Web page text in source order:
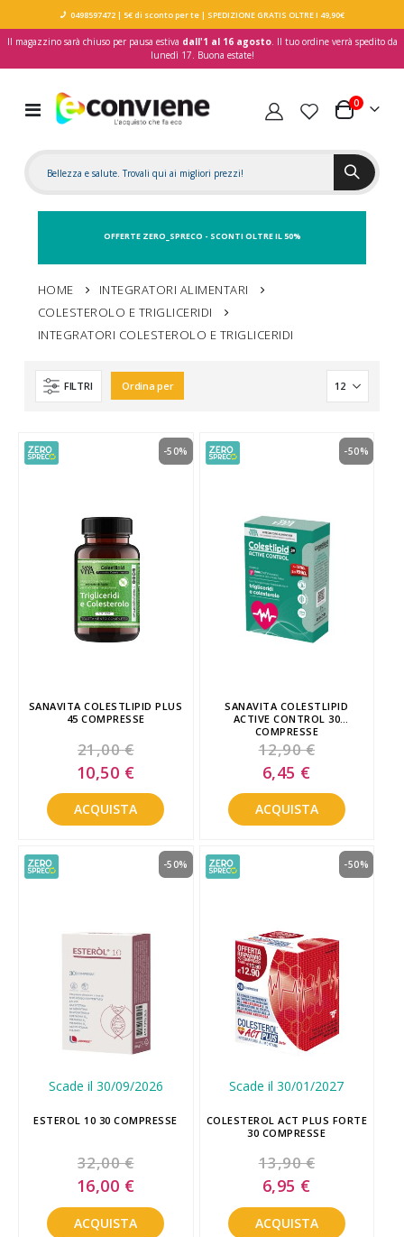
0498597472| 5€ di sconto per te| SPEDIZIONE GRATIS OLTRE I 49,90€
Il magazzino sarà chiuso per pausa estiva dall'1 al 16 agosto. Il tuo ordine verrà spedito da
lunedì 17. Buona estate!
Toggle
Nav
Carrello
0elementi
OFFERTE ZERO_SPRECO - SCONTI OLTRE IL 50%
HOME
INTEGRATORI ALIMENTARI
COLESTEROLO E TRIGLICERIDI
INTEGRATORI COLESTEROLO E TRIGLICERIDI
FILTRI Ordina per
SANAVITA COLESTLIPID PLUS
45 COMPRESSE
21,00 €
-50%
Special
Price
10,50 €
ACQUISTA
SANAVITA COLESTLIPID
ACTIVE CONTROL 30
COMPRESSE
12,90 €
-50%
Special
Price
6,45 €
ACQUISTA
Scade il 30/09/2026
ESTEROL 10 30 COMPRESSE
32,00 €
-50%
Special
Price
16,00 €
ACQUISTA
Scade il 30/01/2027
COLESTEROL ACT PLUS FORTE
30 COMPRESSE
13,90 €
-50%
Special
Price
6,95 €
ACQUISTA